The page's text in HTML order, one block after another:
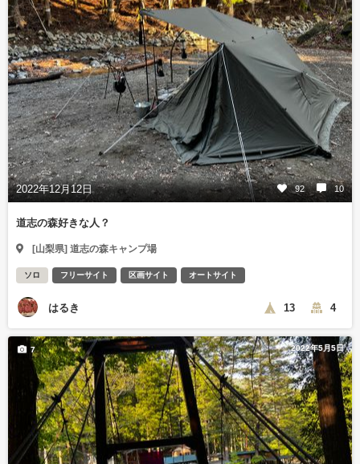
2022年12月12日 92 10
道志の森好きな人？
[山梨県] 道志の森キャンプ場
ソロ フリーサイト 区画サイト オートサイト
はるき 13 4
2022年5月5日
7